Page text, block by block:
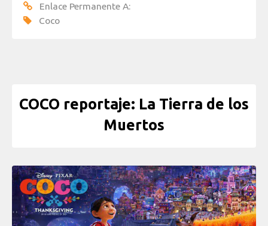
Enlace Permanente A:
Coco
COCO reportaje: La Tierra de los
Muertos